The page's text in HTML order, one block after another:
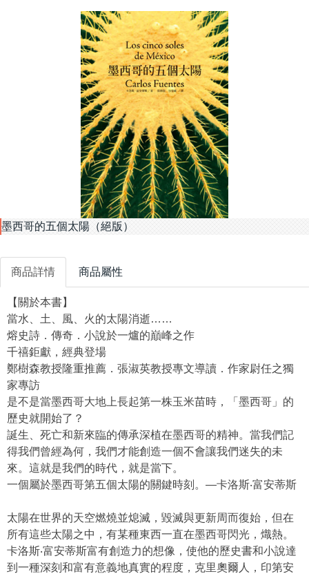
墨西哥的五個太陽（絕版）
商品詳情 商品屬性
【關於本書】
當水、土、風、火的太陽消逝……
熔史詩．傳奇．小說於一爐的巔峰之作
千禧鉅獻，經典登場
鄭樹森教授隆重推薦．張淑英教授專文導讀．作家尉任之獨
家專訪
是不是當墨西哥大地上長起第一株玉米苗時，「墨西哥」的
歷史就開始了？
誕生、死亡和新來臨的傳承深植在墨西哥的精神。當我們記
得我們曾經為何，我們才能創造一個不會讓我們迷失的未
來。這就是我們的時代，就是當下。
一個屬於墨西哥第五個太陽的關鍵時刻。—卡洛斯‧富安蒂斯
太陽在世界的天空燃燒並熄滅，毀滅與更新周而復始，但在
所有這些太陽之中，有某種東西一直在墨西哥閃光，熾熱。
卡洛斯‧富安蒂斯富有創造力的想像，使他的歷史書和小說達
到一種深刻和富有意義地真實的程度，克里奧爾人，印第安